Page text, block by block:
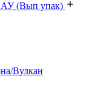
(Вып упак)
Вулкан